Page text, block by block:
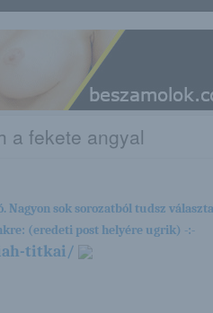
a fekete angyal
sok sorozatból tudsz
(eredeti post helyére ugrik) -:-
titkai/